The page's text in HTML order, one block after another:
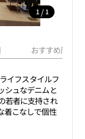
1 / 1
おすすめ周辺
イフスタイルフ
シュなデニムと
若者に支持され
着こなしで個性